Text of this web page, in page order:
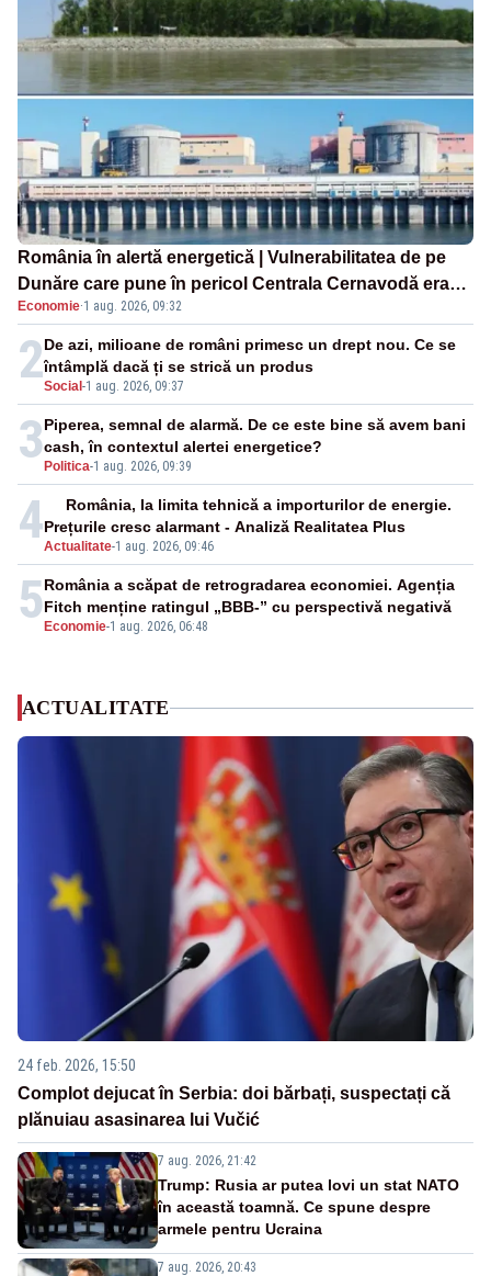
România în alertă energetică | Vulnerabilitatea de pe
Dunăre care pune în pericol Centrala Cernavodă era
cunoscută de pe vremea lui Ceaușescu
Economie·1 aug. 2026, 09:32
2Social -1 aug. 2026, 09:37
De azi, milioane de români primesc un drept nou. Ce se
întâmplă dacă ți se strică un produs
3 Politica-1 aug. 2026, 09:39
Piperea, semnal de alarmă. De ce este bine să avem bani
cash, în contextul alertei energetice?
4Actualitate-1 aug. 2026, 09:46
România, la limita tehnică a importurilor de energie.
Prețurile cresc alarmant - Analiză Realitatea Plus
5 Economie-1 aug. 2026, 06:48
România a scăpat de retrogradarea economiei. Agenția
Fitch menține ratingul „BBB-” cu perspectivă negativă
ACTUALITATE
24 feb. 2026, 15:50
Complot dejucat în Serbia: doi bărbați, suspectați că
plănuiau asasinarea lui Vučić
7 aug. 2026, 21:42
Trump: Rusia ar putea lovi un stat NATO
în această toamnă. Ce spune despre
armele pentru Ucraina
7 aug. 2026, 20:43